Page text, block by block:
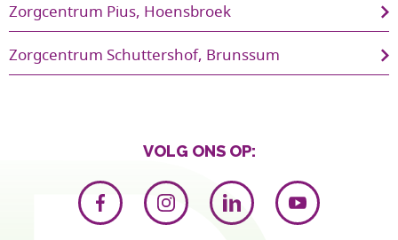
Zorgcentrum Pius, Hoensbroek
Zorgcentrum Schuttershof, Brunssum
VOLG ONS OP: